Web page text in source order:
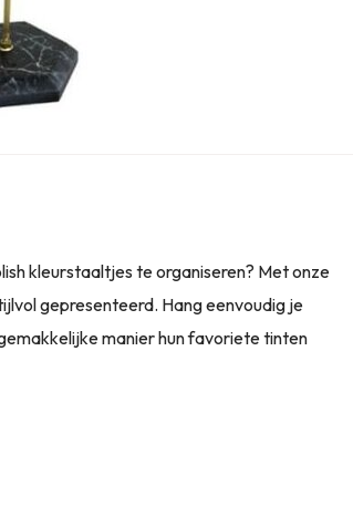
kleurstaaltjes te organiseren? Met onze
gepresenteerd. Hang eenvoudig je
manier hun favoriete tinten